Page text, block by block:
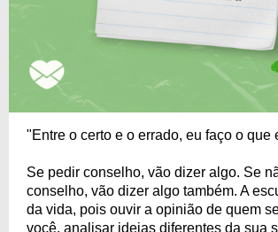
"Entre o certo e o errado, eu faço o que
Se pedir conselho, vão dizer algo. Se
conselho, vão dizer algo também. A
da vida, pois ouvir a opinião de quem
você, analisar ideias diferentes da sua